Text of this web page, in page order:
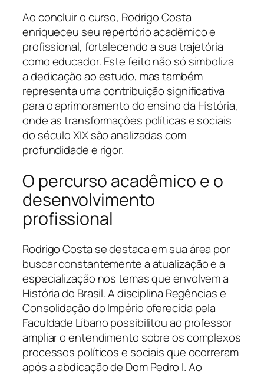
Ao concluir o curso, Rodrigo Costa
enriqueceu seu repertório acadêmico e
profissional, fortalecendo a sua trajetória
como educador. Este feito não só simboliza
a dedicação ao estudo, mas também
representa uma contribuição significativa
para o aprimoramento do ensino da História,
onde as transformações políticas e sociais
do século XIX são analizadas com
profundidade e rigor.
O percurso acadêmico e o
desenvolvimento
profissional
Rodrigo Costa se destaca em sua área por
buscar constantemente a atualização e a
especialização nos temas que envolvem a
História do Brasil. A disciplina Regências e
Consolidação do Império oferecida pela
Faculdade Líbano possibilitou ao professor
ampliar o entendimento sobre os complexos
processos políticos e sociais que ocorreram
após a abdicação de Dom Pedro I. Ao